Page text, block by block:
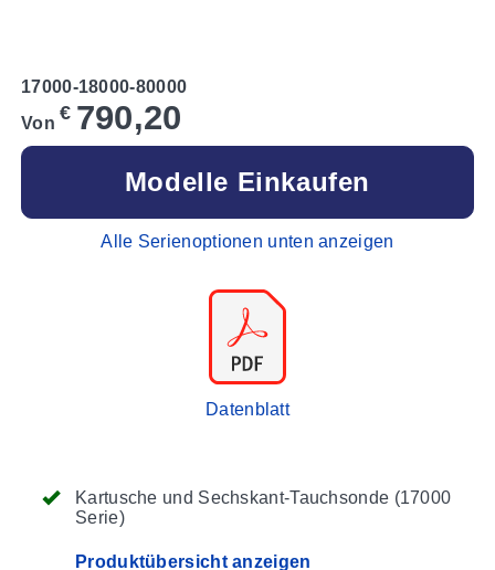
Kartusche und Sechskant-Tauchsonde (17000
Serie)
Produktübersicht anzeigen
17000-18000-80000
Von € 790,20
Modelle Einkaufen
Alle Serienoptionen unten anzeigen
Datenblatt